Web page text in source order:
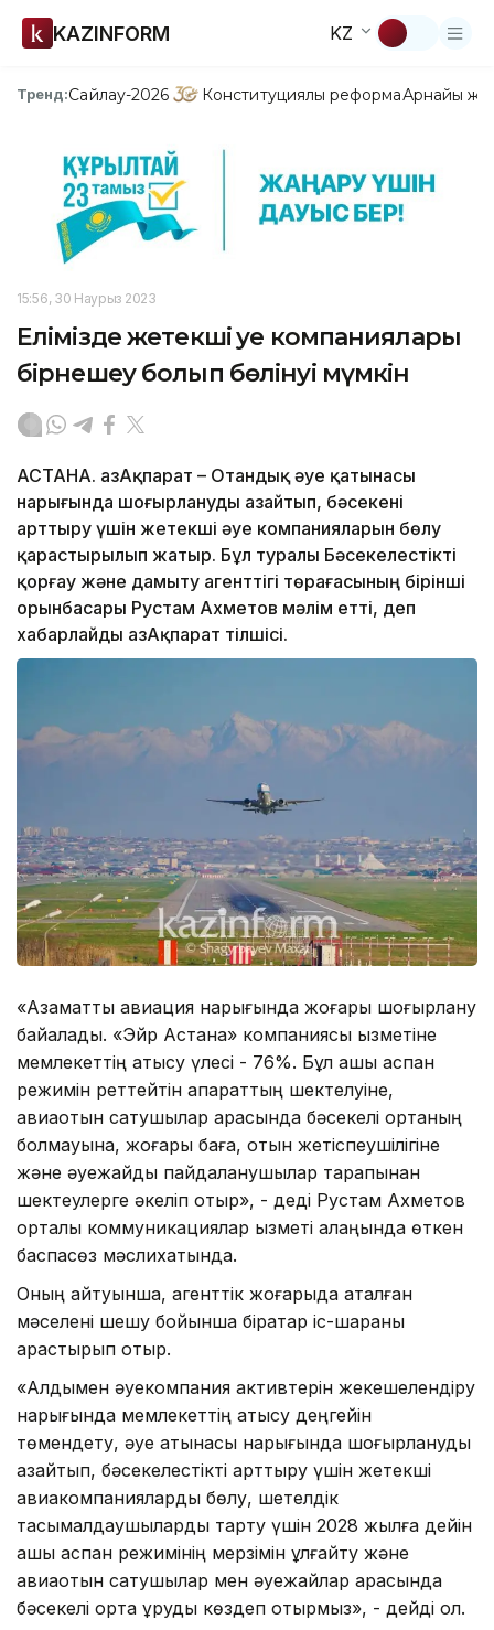
KAZINFORM KZ
Тренд:Сайлау-2026 Конституциялық реформаАрнайы
15:56, 30 Наурыз 2023
Елімізде жетекші әуе компаниялары
бірнешеу болып бөлінуі мүмкін
АСТАНА. ҚазАқпарат – Отандық әуе қатынасы
нарығында шоғырлануды азайтып, бәсекені
арттыру үшін жетекші әуе компанияларын бөлу
қарастырылып жатыр. Бұл туралы Бәсекелестікті
қорғау және дамыту агенттігі төрағасының бірінші
орынбасары Рустам Ахметов мәлім етті, деп
хабарлайды ҚазАқпарат тілшісі.
«Азаматтық авиация нарығында жоғары шоғырлану
байқалады. «Эйр Астана» компаниясы қызметіне
мемлекеттің қатысу үлесі - 76%. Бұл ашық аспан
режимін реттейтін ақпараттың шектелуіне,
авиаотын сатушылар арасында бәсекелі ортаның
болмауына, жоғары баға, отын жетіспеушілігіне
және әуежайды пайдаланушылар тарапынан
шектеулерге әкеліп отыр», - деді Рустам Ахметов
орталық коммуникациялар қызметі алаңында өткен
баспасөз мәслихатында.
Оның айтуынша, агенттік жоғарыда аталған
мәселені шешу бойынша бірқатар іс-шараны
қарастырып отыр.
«Алдымен әуекомпания активтерін жекешелендіру
нарығында мемлекеттің қатысу деңгейін
төмендету, әуе қатынасы нарығында шоғырлануды
азайтып, бәсекелестікті арттыру үшін жетекші
авиакомпанияларды бөлу, шетелдік
тасымалдаушыларды тарту үшін 2028 жылға дейін
ашық аспан режимінің мерзімін ұлғайту және
авиаотын сатушылар мен әуежайлар арасында
бәсекелі орта құруды көздеп отырмыз», - дейді ол.